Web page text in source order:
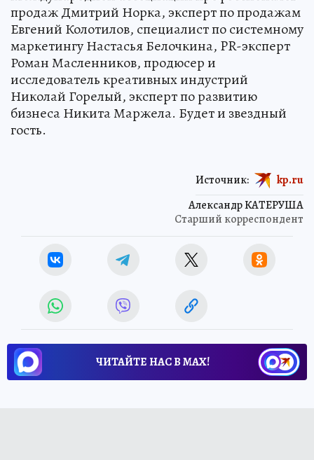
продаж Дмитрий Норка, эксперт по продажам
Евгений Колотилов, специалист по системному
маркетингу Настасья Белочкина, PR-эксперт
Роман Масленников, продюсер и
исследователь креативных индустрий
Николай Горелый, эксперт по развитию
бизнеса Никита Маржела. Будет и звездный
гость.
Александр КАТЕРУША
Старший корреспондент
Источник: kp.ru
ЧИТАЙТЕ НАС В МАХ!